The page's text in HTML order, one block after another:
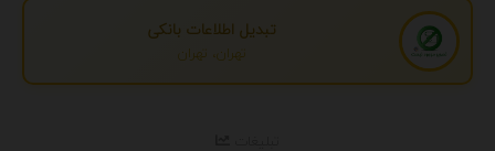
تبدیل اطلاعات بانکی
تهران، تهران